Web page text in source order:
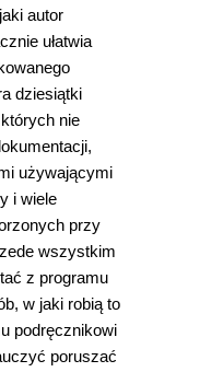
autor
ułatwia
dziesiątki
nie
używającymi
i wiele
przy
wszystkim
z programu
w jaki robią to
podręcznikowi
poruszać